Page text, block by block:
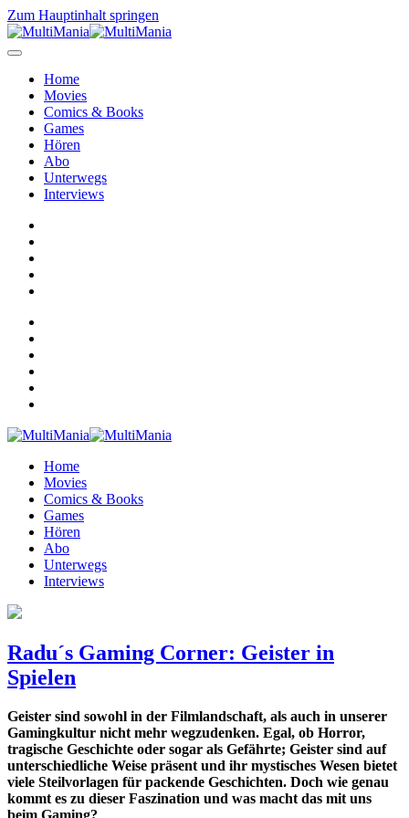
Zum Hauptinhalt springen
Home
Movies
Comics & Books
Games
Hören
Abo
Unterwegs
Interviews
Home
Movies
Comics & Books
Games
Hören
Abo
Unterwegs
Interviews
Radu´s Gaming Corner: Geister in
Spielen
Geister sind sowohl in der Filmlandschaft, als auch in unserer
Gamingkultur nicht mehr wegzudenken. Egal, ob Horror,
tragische Geschichte oder sogar als Gefährte; Geister sind auf
unterschiedliche Weise präsent und ihr mystisches Wesen bietet
viele Steilvorlagen für packende Geschichten. Doch wie genau
kommt es zu dieser Faszination und was macht das mit uns
beim Gaming?